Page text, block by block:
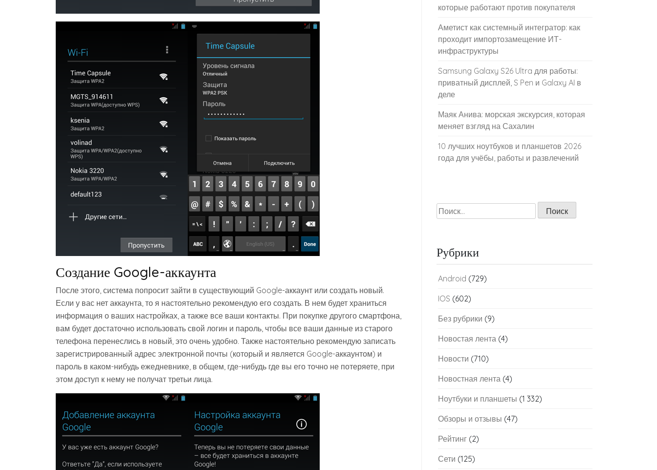
Создание Google-аккаунта
После этого, система попросит зайти в существующий Google-аккаунт или создать новый.
Если у вас нет аккаунта, то я настоятельно рекомендую его создать. В нем будет храниться
информация о ваших настройках, а также все ваши контакты. При покупке другого смартфона,
вам будет достаточно использовать свой логин и пароль, чтобы все ваши данные из старого
телефона перенеслись в новый, это очень удобно. Также настоятельно рекомендую записать
зарегистрированный адрес электронной почты (который и является Google-аккаунтом) и
пароль в каком-нибудь ежедневнике, в общем, где-нибудь где вы его точно не потеряете, при
этом доступ к нему не получат третьи лица.
которые работают против покупателя
Аметист как системный интегратор: как
проходит импортозамещение ИТ-
инфраструктуры
Samsung Galaxy S26 Ultra для работы:
приватный дисплей, S Pen и Galaxy AI в
деле
Маяк Анива: морская экскурсия, которая
меняет взгляд на Сахалин
10 лучших ноутбуков и планшетов 2026
года для учёбы, работы и развлечений
Найти:
Рубрики
Android (729)
IOS (602)
Без рубрики (9)
Новостая лента (4)
Новости (710)
Новостная лента (4)
Ноутбуки и планшеты (1 332)
Обзоры и отзывы (47)
Рейтинг (2)
Сети (125)